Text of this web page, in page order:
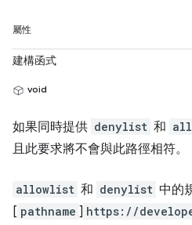
屬性
建構函式
void
如果同時提供 denylist 和
且此要求將不會與此路徑相符。
allowlist 和 denylist 中的
[ pathname ] https://